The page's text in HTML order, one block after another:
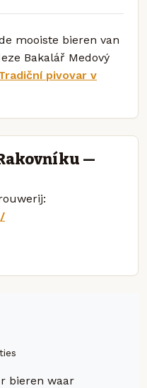
mooiste bieren van
Bakalář Medový
pivovar v
—
bieren waar